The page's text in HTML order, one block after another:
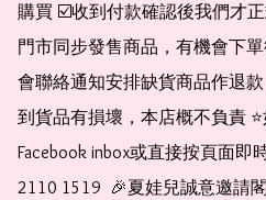
購買 ☑️收到付款確認後我們才
門市同步發售商品，有機會下
會聯絡通知安排缺貨商品作退
到貨品有損壞，本店概不負責
Facebook inbox或直接按頁面即
2110 1519  🎉夏娃兒誠意邀請